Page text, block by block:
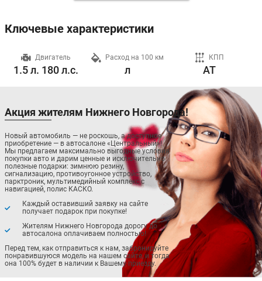
Ключевые характеристики
Двигатель
1.5 л. 180 л.с.
Расход на 100 км
л
КПП
AT
Акция жителям Нижнего Новгорода!
Новый автомобиль — не роскошь, а доступное
приобретение — в автосалоне «Центральный»!
Мы предлагаем максимально выгодные условия
покупки авто и дарим ценные и исключительно
полезные подарки: зимнюю резину,
сигнализацию, противоугонное устройство,
парктроник, мультимедийный комплекс с
навигацией, полис КАСКО.
Каждый оставивший заявку на сайте
получает подарок при покупке!
Жителям Нижнего Новгорода дорогу до
автосалона оплачиваем полностью!
Перед тем, как отправиться к нам, забронируйте
понравившуюся модель на нашем сайте, и тогда
она 100% будет в наличии к Вашему приезду.